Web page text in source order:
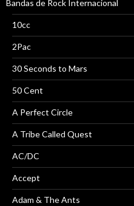
Bandas de Rock Internacional
10cc
2Pac
30 Seconds to Mars
50 Cent
A Perfect Circle
A Tribe Called Quest
AC/DC
Accept
Adam & The Ants